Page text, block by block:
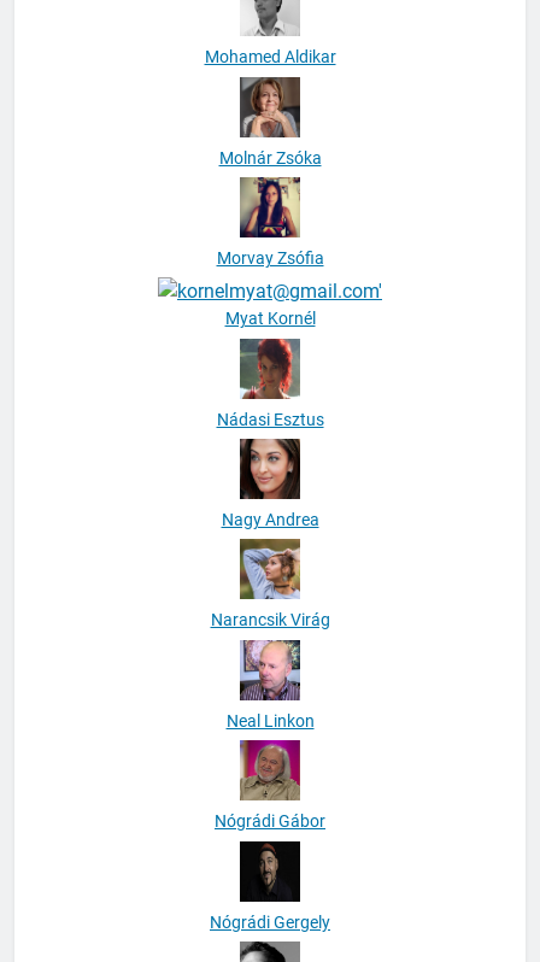
Mohamed Aldikar
Molnár Zsóka
Morvay Zsófia
Myat Kornél
Nádasi Esztus
Nagy Andrea
Narancsik Virág
Neal Linkon
Nógrádi Gábor
Nógrádi Gergely